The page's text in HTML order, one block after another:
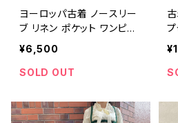
ヨーロッパ古着 ノースリー
ブ リネン ポケット ワンピー
ス
¥6,500
SOLD OUT
プ